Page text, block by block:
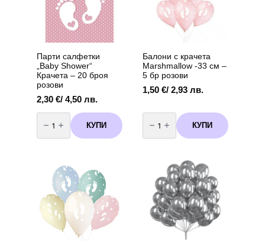
Парти салфетки
„Baby Shower“
Крачета – 20 броя
розови
2,30 €/ 4,50 лв.
количество
за
Парти
салфетки
броя
розови
КУПИ
Балони с крачета
Marshmallow -33 см –
5 бр розови
1,50 €/ 2,93 лв.
количество
за
Балони
с
розови
КУПИ